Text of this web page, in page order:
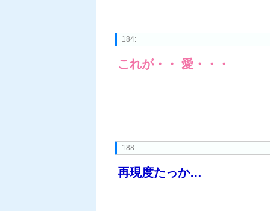
184:
これが・・ 愛・・・
188:
再現度たっか…